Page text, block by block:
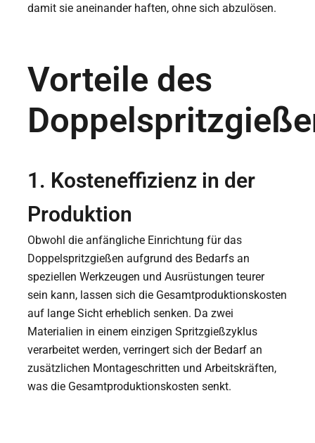
damit sie aneinander haften, ohne sich abzulösen.
Vorteile des
1. Kosteneffizienz in der
Produktion
Obwohl die anfängliche Einrichtung für das
Doppelspritzgießen aufgrund des Bedarfs an
speziellen Werkzeugen und Ausrüstungen teurer
sein kann, lassen sich die Gesamtproduktionskosten
auf lange Sicht erheblich senken. Da zwei
Materialien in einem einzigen Spritzgießzyklus
verarbeitet werden, verringert sich der Bedarf an
zusätzlichen Montageschritten und Arbeitskräften,
was die Gesamtproduktionskosten senkt.